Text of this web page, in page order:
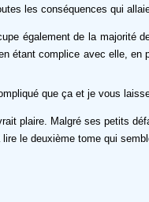
les conséquences qui
également de la majorité
étant complice avec elle,
que ça et je vous
plaire. Malgré ses petits
le deuxième tome qui